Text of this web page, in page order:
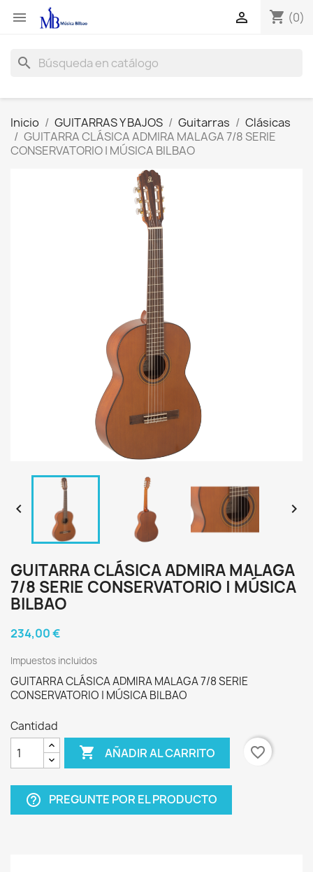
 shopping_cart (0)

search
Inicio GUITARRAS Y BAJOS Guitarras
Clásicas
GUITARRA CLÁSICA ADMIRA MALAGA 7/8 SERIE
CONSERVATORIO | MÚSICA BILBAO
 
GUITARRA CLÁSICA ADMIRA MALAGA
7/8 SERIE CONSERVATORIO | MÚSICA
BILBAO
234,00 €
Impuestos incluidos
GUITARRA CLÁSICA ADMIRA MALAGA 7/8 SERIE
CONSERVATORIO | MÚSICA BILBAO
Cantidad
 AÑADIR AL CARRITO favorite_border
help_outline PREGUNTE POR EL PRODUCTO